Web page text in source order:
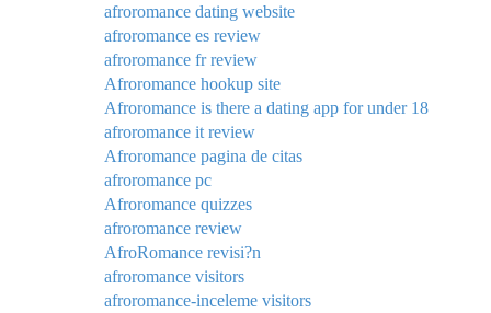
afroromance dating website
afroromance es review
afroromance fr review
Afroromance hookup site
Afroromance is there a dating app for under 18
afroromance it review
Afroromance pagina de citas
afroromance pc
Afroromance quizzes
afroromance review
AfroRomance revisi?n
afroromance visitors
afroromance-inceleme visitors